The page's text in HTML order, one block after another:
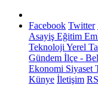
Facebook Twitter
Asayiş Eğitim
Teknoloji Yerel
Gündem İlçe -
Ekonomi Siyaset
Künye İletişim